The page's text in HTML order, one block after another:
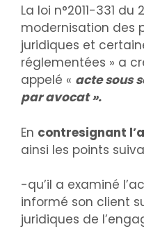
La loi n°2011-331 du
modernisation des
juridiques et
réglementées » a
appelé « acte sous
par avocat ».
En contresignant
ainsi les points
-qu’il a examiné
informé son client
juridiques de